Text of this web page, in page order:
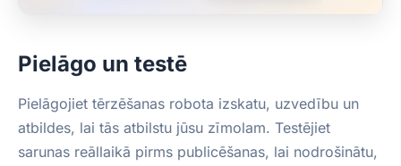
Pielāgo un testē
Pielāgojiet tērzēšanas robota izskatu, uzvedību un
atbildes, lai tās atbilstu jūsu zīmolam. Testējiet
sarunas reāllaikā pirms publicēšanas, lai nodrošinātu,